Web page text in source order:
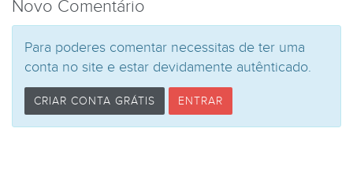
Novo Comentário
Para poderes comentar necessitas de ter uma
conta no site e estar devidamente autênticado.
CRIAR CONTA GRÁTIS ENTRAR